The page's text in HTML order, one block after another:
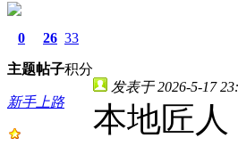
0
主题
26
帖子
33
积分
新手上路
发表于 2026-5-17
本地匠